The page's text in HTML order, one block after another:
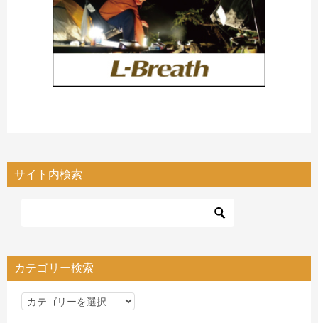
サイト内検索
カテゴリー検索
カ